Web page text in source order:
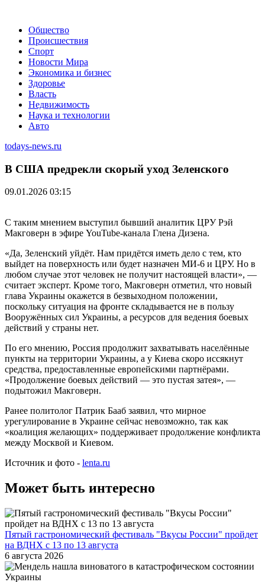
Общество
Происшествия
Спорт
Новости Мира
Экономика и бизнес
Здоровье
Власть
Недвижимость
Наука и технологии
Авто
todays-news.ru
В США предрекли скорый уход Зеленского
09.01.2026 03:15
С таким мнением выступил бывший аналитик ЦРУ Рэй
Макговерн в эфире YouTube-канала Глена Дизена.
«Да, Зеленский уйдёт. Нам придётся иметь дело с тем, кто
выйдет на поверхность или будет назначен МИ-6 и ЦРУ. Но в
любом случае этот человек не получит настоящей власти», —
считает эксперт. Кроме того, Макговерн отметил, что новый
глава Украины окажется в безвыходном положении,
поскольку ситуация на фронте складывается не в пользу
Вооружённых сил Украины, а ресурсов для ведения боевых
действий у страны нет.
По его мнению, Россия продолжит захватывать населённые
пункты на территории Украины, а у Киева скоро иссякнут
средства, предоставленные европейскими партнёрами.
«Продолжение боевых действий — это пустая затея», —
подытожил Макговерн.
Ранее политолог Патрик Бааб заявил, что мирное
урегулирование в Украине сейчас невозможно, так как
«коалиция желающих» поддерживает продолжение конфликта
между Москвой и Киевом.
Источник и фото - lenta.ru
Может быть интересно
Пятый гастрономический фестиваль "Вкусы России" пройдет
на ВДНХ с 13 по 13 августа
6 августа 2026